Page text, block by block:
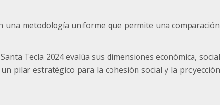
una metodología uniforme que permite una comparación
Tecla 2024 evalúa sus dimensiones económica, social
pilar estratégico para la cohesión social y la proyección